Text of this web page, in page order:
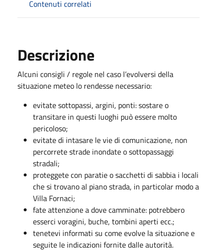
Contenuti correlati
Descrizione
Alcuni consigli / regole nel caso l’evolversi della
situazione meteo lo rendesse necessario:
evitate sottopassi, argini, ponti: sostare o
transitare in questi luoghi può essere molto
pericoloso;
evitate di intasare le vie di comunicazione, non
percorrete strade inondate o sottopassaggi
stradali;
proteggete con paratie o sacchetti di sabbia i locali
che si trovano al piano strada, in particolar modo a
Villa Fornaci;
fate attenzione a dove camminate: potrebbero
esserci voragini, buche, tombini aperti ecc.;
tenetevi informati su come evolve la situazione e
seguite le indicazioni fornite dalle autorità.